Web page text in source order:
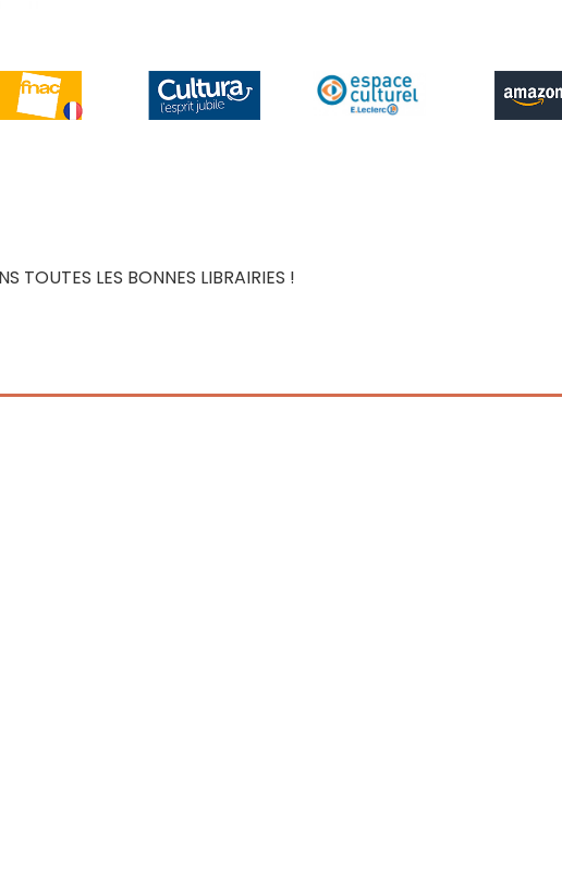
TOUTES LES BONNES LIBRAIRIES !